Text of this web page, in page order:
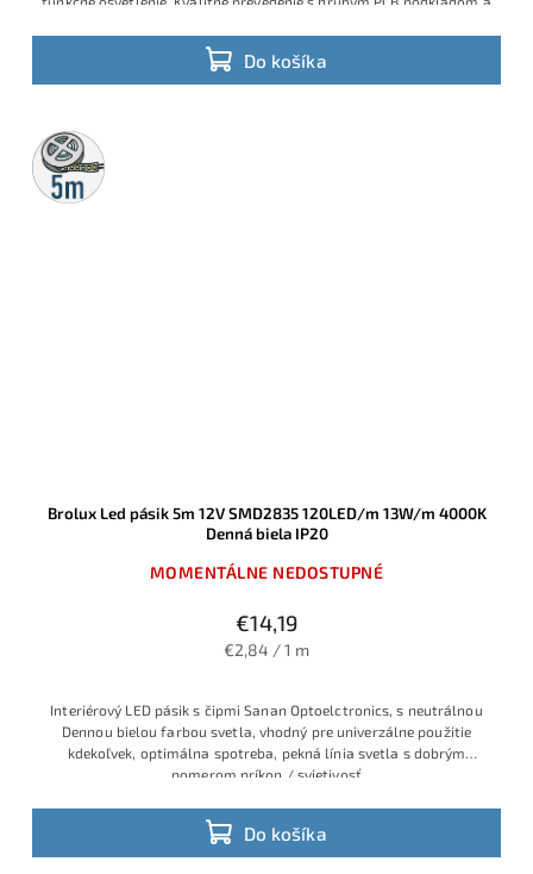
Do košíka
5m
rolka
Brolux Led pásik 5m 12V SMD2835 120LED/m 13W/m 4000K
Denná biela IP20
MOMENTÁLNE NEDOSTUPNÉ
€14,19
€2,84 / 1 m
Do košíka
Interiérový LED pásik s čipmi Sanan Optoelctronics, s neutrálnou
Dennou bielou farbou svetla, vhodný pre univerzálne použitie
kdekoľvek, optimálna spotreba, pekná línia svetla s dobrým
pomerom príkon / svietivosť